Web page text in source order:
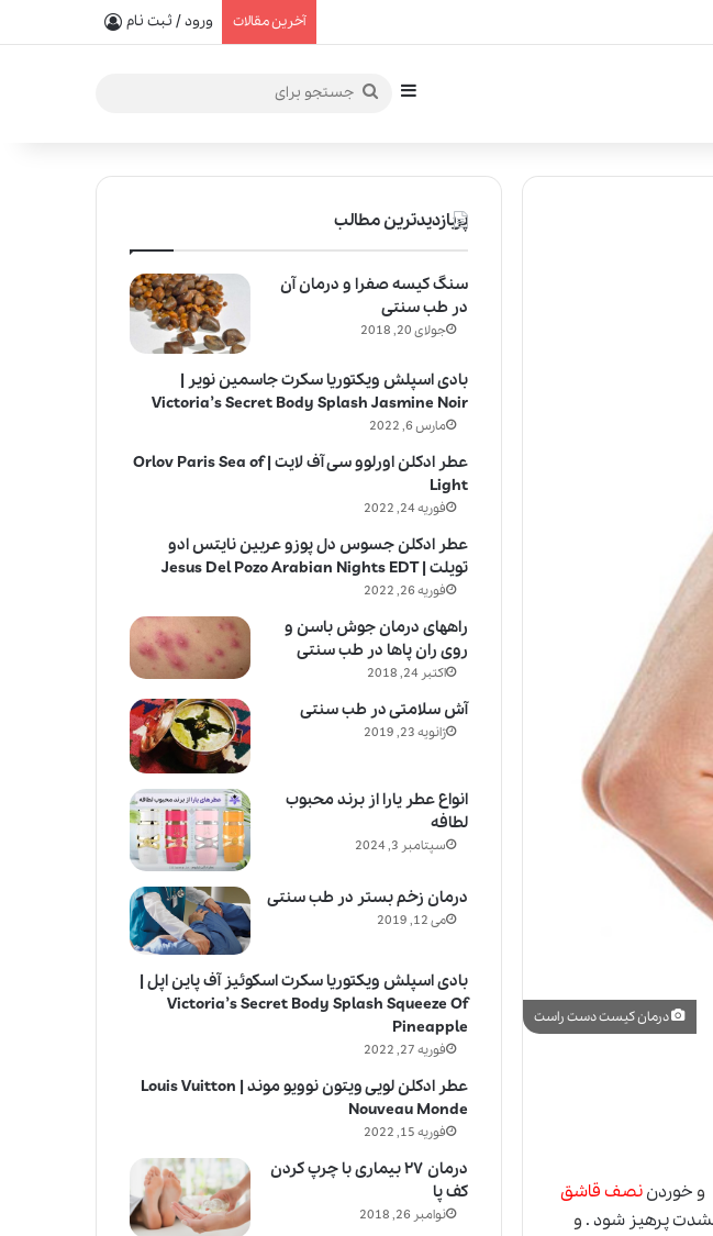
آخرین مقالات ورود / ثبت نام
سایدبارجستجو
درمان کیست دست راست
و خوردننصف قاشق
و
پربازدیدترین مطالب
سنگ کیسه صفرا و درمان آن
در طب سنتی
جولای 20, 2018
بادی اسپلش ویکتوریا سکرت جاسمین نویر |
Victoria’s Secret Body Splash Jasmine Noir
مارس 6, 2022
عطر ادکلن اورلوو سی آف لایت | Orlov Paris Sea of
Light
فوریه 24, 2022
عطر ادکلن جسوس دل پوزو عربین نایتس ادو
تویلت | Jesus Del Pozo Arabian Nights EDT
فوریه 26, 2022
راههای درمان جوش باسن و
روی ران پاها در طب سنتی
اکتبر 24, 2018
آش سلامتی در طب سنتی
ژانویه 23, 2019
انواع عطر یارا از برند محبوب
لطافه
سپتامبر 3, 2024
درمان زخم بستر در طب سنتی
می 12, 2019
بادی اسپلش ویکتوریا سکرت اسکوئیز آف پاین اپل |
Victoria’s Secret Body Splash Squeeze Of
Pineapple
فوریه 27, 2022
عطر ادکلن لویی ویتون نوویو موند | Louis Vuitton
Nouveau Monde
فوریه 15, 2022
درمان ۲۷ بیماری با چرپ کردن
کف پا
نوامبر 26, 2018